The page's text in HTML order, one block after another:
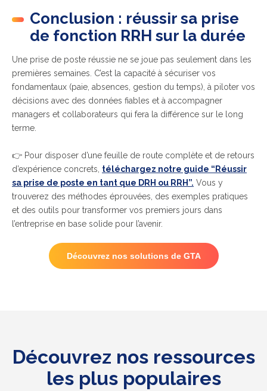
Conclusion : réussir sa prise
de fonction RRH sur la durée
Une prise de poste réussie ne se joue pas seulement dans les
premières semaines. C’est la capacité à sécuriser vos
fondamentaux (paie, absences, gestion du temps), à piloter vos
décisions avec des données fiables et à accompagner
managers et collaborateurs qui fera la différence sur le long
terme.
👉 Pour disposer d’une feuille de route complète et de retours
d’expérience concrets, téléchargez notre guide “Réussir
sa prise de poste en tant que DRH ou RRH”. Vous y
trouverez des méthodes éprouvées, des exemples pratiques
et des outils pour transformer vos premiers jours dans
l’entreprise en base solide pour l’avenir.
Découvrez nos solutions de GTA
Découvrez nos ressources
les plus populaires